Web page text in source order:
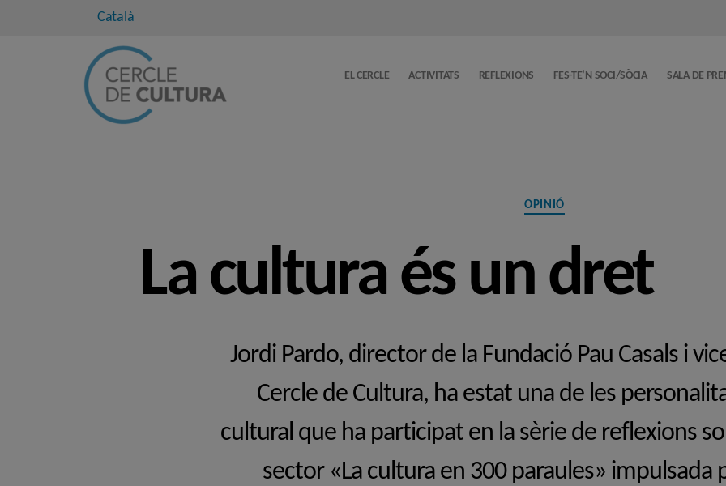
Català
EL CERCLE ACTIVITATS REFLEXIONS FES-TE’N SOCI/SÒCIA SALA DE
Categories
OPINIÓ
La cultura és un dret
Jordi Pardo, director de la Fundació Pau Casals i
Cercle de Cultura, ha estat una de les
cultural que ha participat en la sèrie de reflexions
sector «La cultura en 300 paraules» impulsada